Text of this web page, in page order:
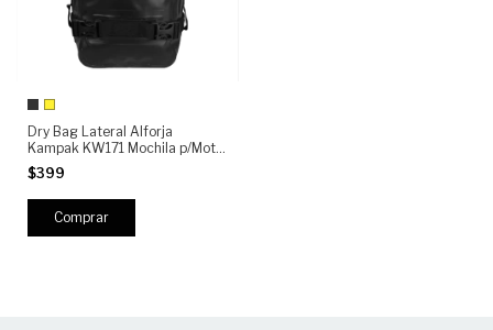
Dry Bag Lateral Alforja
Kampak KW171 Mochila p/Moto
Universales
$399
Comprar